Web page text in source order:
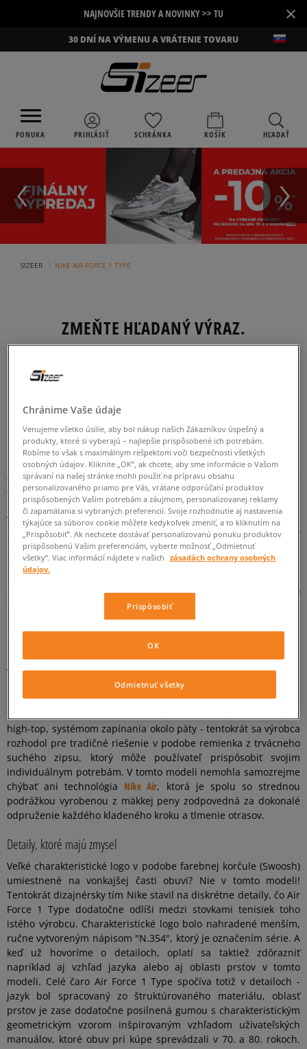
NAJNOVŠIE TRENDY A NOVINKY >> TU ×
30 DNÍ NA VÝMENU A VRÁTENIE TOVARU
PONUKA PRIHLÁSIŤ SCHRÁNKA KOŠÍK HĽADAŤ
SIZEER NIKE AIR FORCE 1 TYPE
ZMEŇTE HĽADANÝ VÝRAZ.
(ODSTRÁŇTE MENEJ DÔLEŽITÉ).
SPÄŤ
Efektný minimalizmus v modernom vydaní - tenisky Nike Air
Force 1 Type
Klasický model odNikesa vracia v štýlovom, doteraz neznámom
vydaní, ktoré sa s určitosťou zapáči všetkým sneakerheadom
ceniacim si minimalizmus v atraktívnom prevedení. Hocitenisky
NikeAF 1 Type sa na prvý pohľad môžu zdať len ďalším
obyčajným modelom topánok, ktorý vyniká hrubou bielou
podrážkou, vôbec také nie sú. V týchto teniskách sa technológia
zaručujúca pohodlie spája s nadčasovým ručne robeným (!)
štýlom.
Spoznajte diskrétny dizajn, ktorý robí dojem
Príťažlivý dizajn však nie je všetko! Pozornosť si zasluhuje aj
veľmi kvalitné spracovanie. Zvršok obuvi bol vyrobený z veľmi
kvalitnej prírodnej kože, ktorá bola dodatočne obohatená
polopriehľadnými panelmi umiestnenými po ich vnútornej
strane. AF 1 dodatočne nadväzujú na klasický model svojim
high-top, systémom zapínania okolo päty - tentokrát sa výrobca
rozhodol pre tradičné riešenie v podobe remienka z trvácneho
suchého zipsu, ktorý môže používateľ prispôsobiť svojim
individuálnym potrebám. V tomto modeli nemohla samozrejme
chýbať ani technológia Nike Air, ktorá je spolu so strednou
podrážkou vyrobenou z mäkkej peny zodpovedná za dokonalé
odpruženie každého kladeného kroku a tlmenie otrasov.
Detaily, ktoré majú zmysel
Veľké charakteristické logo v podobe farebnej korčule (Swoosh)
umiestnené na vonkajšej časti obuvi? Nie v tomto modeli!
Tentokrát dizajnérsky tím Nike stavil na diskrétne detaily, čo Air
Force 1 Type dodatočne odlíši medzi stovkami tenisiek toho
istého výrobcu. Charakteristické logo bolo nahradené menším,
ručne vytvoreným nápisom "N.354", ktorý je označením série. A
keď už hovoríme o detailoch, oplatí sa taktiež zdôrazniť
napríklad aj vzhľad jazyka alebo aj oblasti prstov v tomto
modeli. Celé čaro Air Force 1 Type spočíva totiž v detailoch -
jazyk bol spracovaný zo štruktúrovaného materiálu, oblasť
prstov je zase dodatočne posilnená gumou s charakteristickým
geometrickým vzorom inšpirovaným vzhľadom užívateľských
manuálov, ktoré obuv pri kúpe sprevádzali v 70. a 80. rokoch.
Chránime Vaše údaje
Venujeme všetko úsilie, aby bol nákup našich Zákazníkov úspešný a
produkty, ktoré si vyberajú – najlepšie prispôsobené ich potrebám.
Robíme to však s maximálnym rešpektom voči bezpečnosti všetkých
osobných údajov. Kliknite „OK”, ak chcete, aby sme informácie o Vašom
správaní na našej stránke mohli použiť na prípravu obsahu
personalizovaného priamo pre Vás, vrátane odporúčaní produktov
prispôsobených Vašim potrebám a záujmom, personalizovanej reklamy
či zapamätania si vybraných preferencií. Svoje rozhodnutie aj nastavenia
týkajúce sa súborov cookie môžete kedykoľvek zmeniť, a to kliknutím na
„Prispôsobiť”. Ak nechcete dostávať personalizovanú ponuku produktov
prispôsobenú Vašim preferenciám, vyberte možnosť „Odmietnuť
všetky”. Viac informácií nájdete v našich
zásadách ochrany osobných
údajov.
Prispôsobiť
Odmietnuť všetky
OK